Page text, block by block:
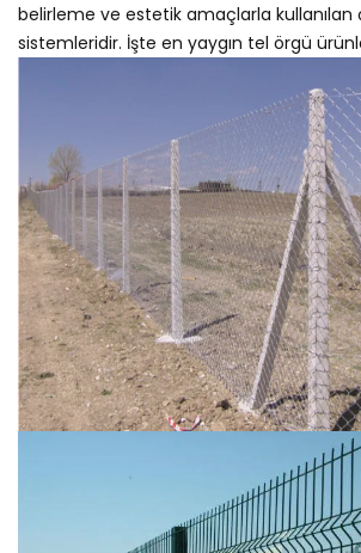
belirleme ve estetik amaçlarla kullanılan
sistemleridir. İşte en yaygın tel örgü